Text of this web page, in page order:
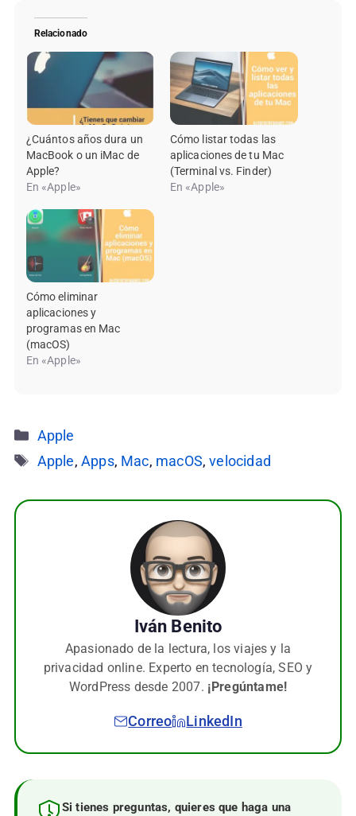
Relacionado
¿Cuántos años dura un
MacBook o un iMac de
Apple?
En «Apple»
Cómo listar todas las
aplicaciones de tu Mac
(Terminal vs. Finder)
En «Apple»
Cómo eliminar
aplicaciones y
programas en Mac
(macOS)
En «Apple»
Categorías
Apple
Etiquetas
Apple, Apps, Mac, macOS,velocidad
Iván Benito
Apasionado de la lectura, los viajes y la
privacidad online. Experto en tecnología, SEO y
WordPress desde 2007. ¡Pregúntame!
Correo LinkedIn
Si tienes preguntas, quieres que haga una